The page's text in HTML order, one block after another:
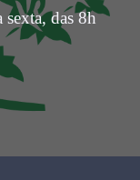
sexta, das 8h